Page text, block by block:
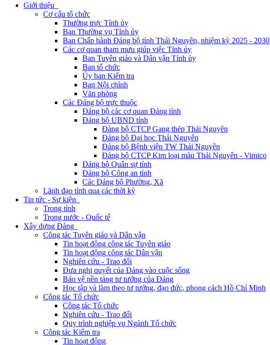
Giới thiệu
Cơ cấu tổ chức
Thường trực Tỉnh ủy
Ban Thường vụ Tỉnh ủy
Ban Chấp hành Đảng bộ tỉnh Thái Nguyên, nhiệm kỳ 2025 - 2030
Các cơ quan tham mưu giúp việc Tỉnh ủy
Ban Tuyên giáo và Dân vận Tỉnh ủy
Ban tổ chức
Ủy ban Kiểm tra
Ban Nội chính
Văn phòng
Các Đảng bộ trực thuộc
Đảng bộ các cơ quan Đảng tỉnh
Đảng bộ UBND tỉnh
Đảng bộ CTCP Gang thép Thái Nguyên
Đảng bộ Đại học Thái Nguyên
Đảng bộ Bệnh viện TW Thái Nguyên
Đảng bộ CTCP Kim loại màu Thái Nguyên - Vimico
Đảng bộ Quân sự tỉnh
Đảng bộ Công an tỉnh
Các Đảng bộ Phường, Xã
Lãnh đạo tỉnh qua các thời kỳ
Tin tức - Sự kiện
Trong tỉnh
Trong nước - Quốc tế
Xây dựng Đảng
Công tác Tuyên giáo và Dân vận
Tin hoạt động công tác Tuyên giáo
Tin hoạt động công tác Dân vận
Nghiên cứu - Trao đổi
Đưa nghị quyết của Đảng vào cuộc sống
Bảo vệ nền tảng tư tưởng của Đảng
Học tập và làm theo tư tưởng, đạo đức, phong cách Hồ Chí Minh
Công tác Tổ chức
Công tác Tổ chức
Nghiên cứu - Trao đổi
Quy trình nghiệp vụ Ngành Tổ chức
Công tác Kiểm tra
Tin hoạt động